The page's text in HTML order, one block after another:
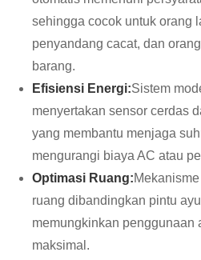
sehingga cocok untuk orang
penyandang cacat, dan
barang.
Efisiensi Energi:Sistem
menyertakan sensor cerdas
yang membantu menjaga
mengurangi biaya AC atau
Optimasi Ruang:
ruang dibandingkan pintu
memungkinkan penggunaan
maksimal.